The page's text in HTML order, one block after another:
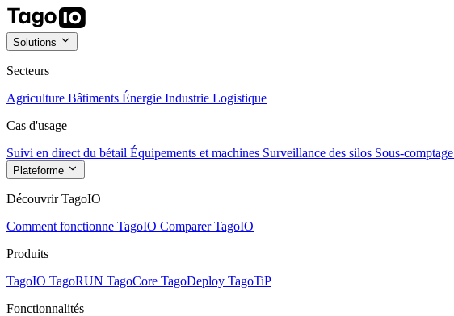
Solutions
Secteurs
Agriculture Bâtiments Énergie Industrie Logistique
Cas d'usage
Suivi en direct du bétail Équipements et machines Surveillance des silos Sous-comptage
Plateforme
Découvrir TagoIO
Comment fonctionne TagoIO Comparer TagoIO
Produits
TagoIO TagoRUN TagoCore TagoDeploy TagoTiP
Fonctionnalités